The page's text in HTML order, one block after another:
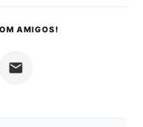
AMIGOS!